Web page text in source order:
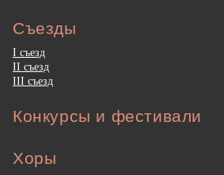
Съезды
I съезд
II съезд
III съезд
Конкурсы и фестивали
Хоры